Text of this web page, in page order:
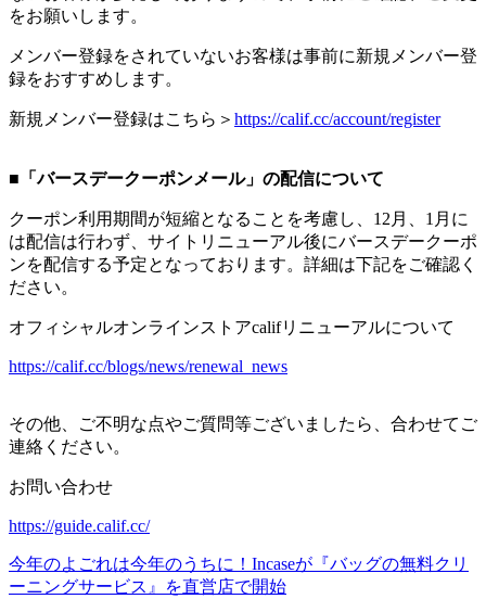
をお願いします。
メンバー登録をされていないお客様は事前に新規メンバー登
録をおすすめします。
新規メンバー登録はこちら＞ https://calif.cc/account/register
■「バースデークーポンメール」の配信について
クーポン利用期間が短縮となることを考慮し、12月、1月に
は配信は行わず、サイトリニューアル後にバースデークーポ
ンを配信する予定となっております。詳細は下記をご確認く
ださい。
オフィシャルオンラインストアcalifリニューアルについて
https://calif.cc/blogs/news/renewal_news
その他、ご不明な点やご質問等ございましたら、合わせてご
連絡ください。
お問い合わせ
https://guide.calif.cc/
今年のよごれは今年のうちに！Incaseが『バッグの無料クリ
ーニングサービス』を直営店で開始